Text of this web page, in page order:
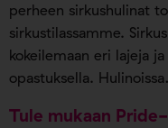
perheen sirkushulinat
sirkustilassamme.
kokeilemaan eri lajeja
opastuksella.
Tule mukaan